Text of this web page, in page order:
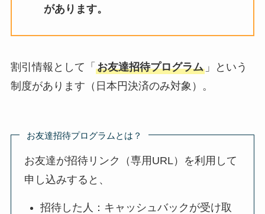
があります。
割引情報として「 お友達招待プログラム」という
制度があります（日本円決済のみ対象）。
お友達招待プログラムとは？
お友達が招待リンク（専用URL）を利用して
申し込みすると、
招待した人：キャッシュバックが受け取